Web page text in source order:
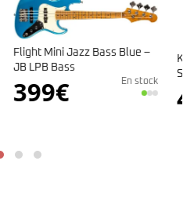
–
Kala – Solid Body U-Bass 5
Strings – Tobacco Sunbusrt
499